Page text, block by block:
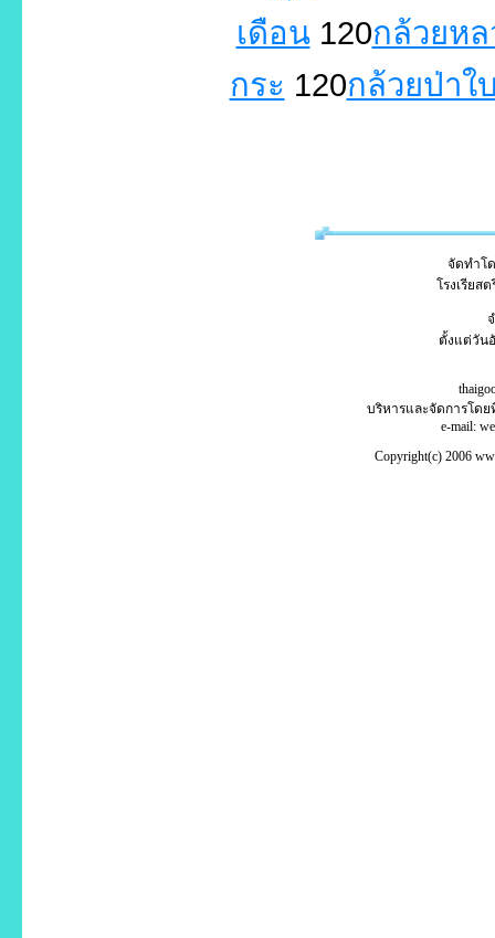
เดือน120กล้วยหล
กระ 120กล้วยป่าใ
จัดทำโ
โรงเรียส
ตั้งแต่วัน
บริหารและจัดการโด
e-mail:
Copyright(c) 2006